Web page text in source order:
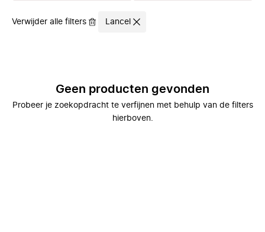
Verwijder alle filters Lancel
Geen producten gevonden
Probeer je zoekopdracht te verfijnen met behulp van de filters
hierboven.